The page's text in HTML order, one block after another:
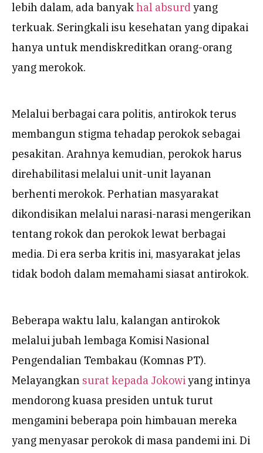
lebih dalam, ada banyakhal absurdyang
terkuak. Seringkali isu kesehatan yang dipakai
hanya untuk mendiskreditkan orang-orang
yang merokok.
Melalui berbagai cara politis, antirokok terus
membangun stigma tehadap perokok sebagai
pesakitan. Arahnya kemudian, perokok harus
direhabilitasi melalui unit-unit layanan
berhenti merokok. Perhatian masyarakat
dikondisikan melalui narasi-narasi mengerikan
tentang rokok dan perokok lewat berbagai
media. Di era serba kritis ini, masyarakat jelas
tidak bodoh dalam memahami siasat antirokok.
Beberapa waktu lalu, kalangan antirokok
melalui jubah lembaga Komisi Nasional
Pengendalian Tembakau (Komnas PT).
Melayangkan surat kepada Jokowiyang intinya
mendorong kuasa presiden untuk turut
mengamini beberapa poin himbauan mereka
yang menyasar perokok di masa pandemi ini. Di